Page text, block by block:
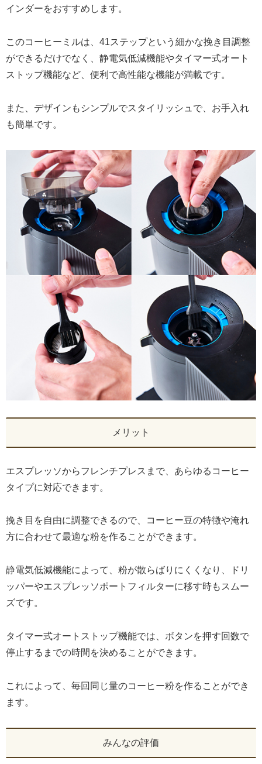
インダーをおすすめします。
このコーヒーミルは、41ステップという細かな挽き目調整
ができるだけでなく、静電気低減機能やタイマー式オート
ストップ機能など、便利で高性能な機能が満載です。
また、デザインもシンプルでスタイリッシュで、お手入れ
も簡単です。
メリット
エスプレッソからフレンチプレスまで、あらゆるコーヒー
タイプに対応できます。
挽き目を自由に調整できるので、コーヒー豆の特徴や淹れ
方に合わせて最適な粉を作ることができます。
静電気低減機能によって、粉が散らばりにくくなり、ドリ
ッパーやエスプレッソポートフィルターに移す時もスムー
ズです。
タイマー式オートストップ機能では、ボタンを押す回数で
停止するまでの時間を決めることができます。
これによって、毎回同じ量のコーヒー粉を作ることができ
ます。
みんなの評価